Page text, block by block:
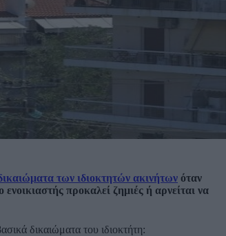
των ιδιοκτητών ακινήτων όταν
ενοικιαστής προκαλεί ζημιές ή αρνείται να
δικαιώματα του ιδιοκτήτη: